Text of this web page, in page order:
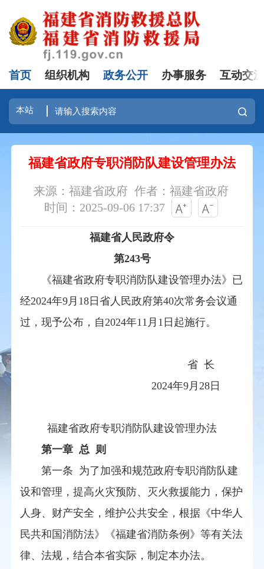
首页 组织机构 政务公开 办事服务 互动交
福建省政府专职消防队建设管理办法
来源：福建省政府 作者：福建省政府
时间：2025-09-06 17:37
福建省人民政府令
第243号
《福建省政府专职消防队建设管理办法》已
经2024年9月18日省人民政府第40次常务会议通
过，现予公布，自2024年11月1日起施行。
省 长
2024年9月28日
福建省政府专职消防队建设管理办法
第一章 总 则
第一条 为了加强和规范政府专职消防队建
设和管理，提高火灾预防、灭火救援能力，保护
人身、财产安全，维护公共安全，根据《中华人
民共和国消防法》《福建省消防条例》等有关法
律、法规，结合本省实际，制定本办法。